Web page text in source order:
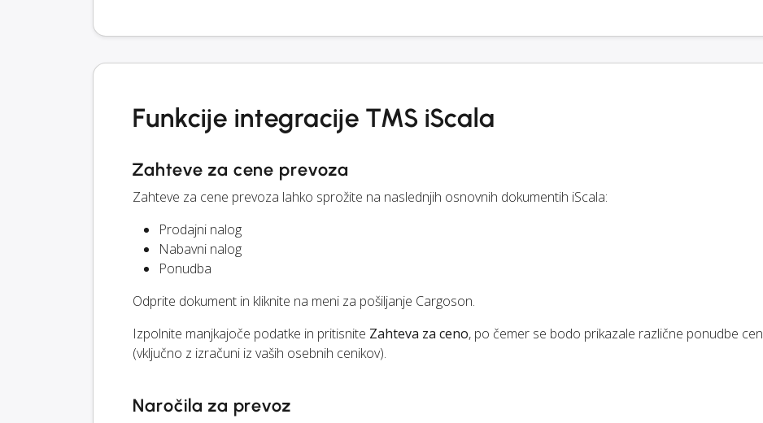
Funkcije integracije TMS iScala
Zahteve za cene prevoza
Zahteve za cene prevoza lahko sprožite na naslednjih osnovnih dokumentih iScala:
Prodajni nalog
Nabavni nalog
Ponudba
Odprite dokument in kliknite na meni za pošiljanje Cargoson.
Izpolnite manjkajoče podatke in pritisnite Zahteva za ceno, po čemer se bodo prikazale različne ponudbe cen
(vključno z izračuni iz vaših osebnih cenikov).
Naročila za prevoz